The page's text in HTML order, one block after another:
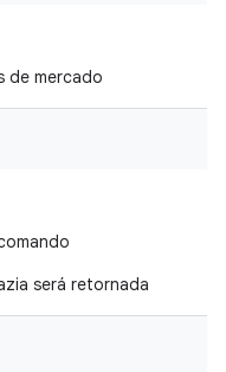
de mercado
será retornada